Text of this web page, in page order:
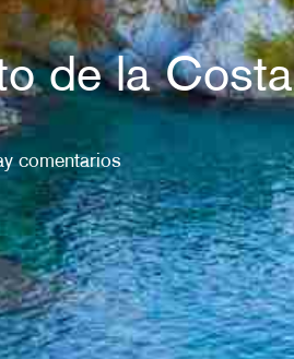
de la Costa
comentarios